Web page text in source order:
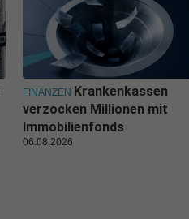
FINANZEN Krankenkassen
verzocken Millionen mit
Immobilienfonds
06.08.2026